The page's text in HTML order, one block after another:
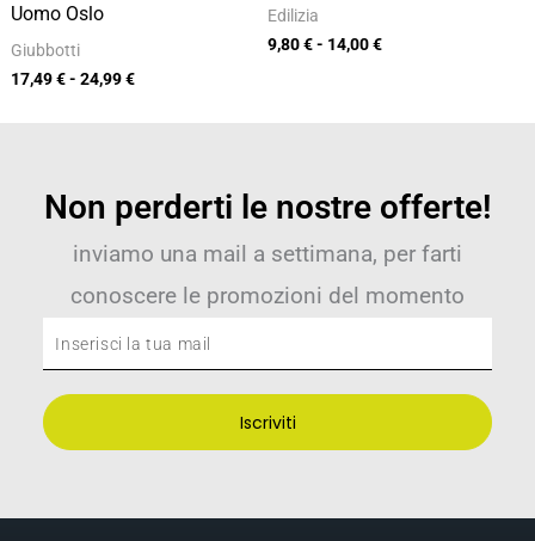
Uomo Oslo
Giubbotti
17,49€- 24,99€
Edilizia
9,80€- 14,00€
Non perderti le nostre offerte!
inviamo una mail a settimana, per farti
conoscere le promozioni del momento
Inserisci
la
tua
mail
Iscriviti